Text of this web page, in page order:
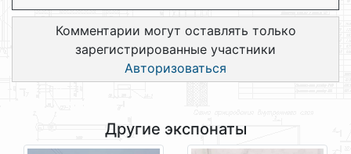
Комментарии могут оставлять только
зарегистрированные участники
Авторизоваться
Другие экспонаты